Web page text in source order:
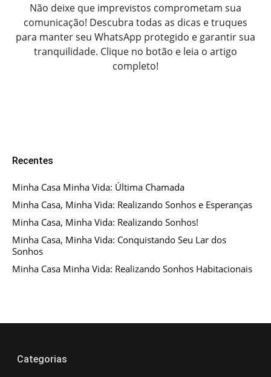
Não deixe que imprevistos comprometam sua
comunicação! Descubra todas as dicas e truques
para manter seu WhatsApp protegido e garantir sua
tranquilidade. Clique no botão e leia o artigo
completo!
Recentes
Minha Casa Minha Vida: Última Chamada
Minha Casa, Minha Vida: Realizando Sonhos e Esperanças
Minha Casa, Minha Vida: Realizando Sonhos!
Minha Casa, Minha Vida: Conquistando Seu Lar dos
Sonhos
Minha Casa Minha Vida: Realizando Sonhos Habitacionais
Categorias